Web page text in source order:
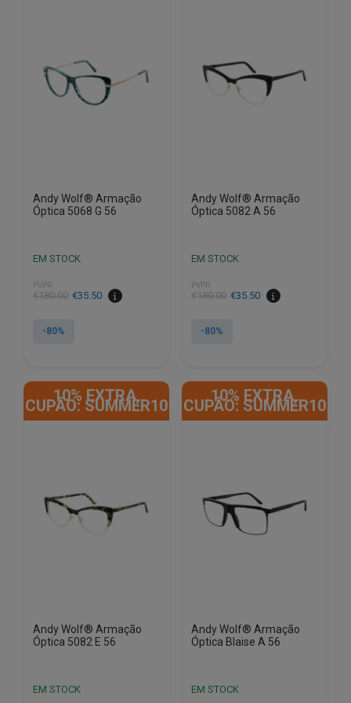
Andy Wolf® Armação
Óptica 5068 G 56
EM STOCK
PVPR
€180.00
O
original
€35.50
O
atual
-80%
Andy Wolf® Armação
Óptica 5082 A 56
EM STOCK
PVPR
€180.00
O
original
€35.50
O
atual
-80%
10% EXTRA,
CUPÃO: SUMMER10
Andy Wolf® Armação
Óptica 5082 E 56
EM STOCK
10% EXTRA,
CUPÃO: SUMMER10
Andy Wolf® Armação
Óptica Blaise A 56
EM STOCK